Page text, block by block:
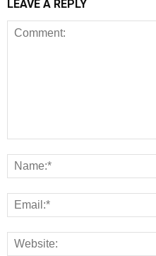
LEAVE A REPLY